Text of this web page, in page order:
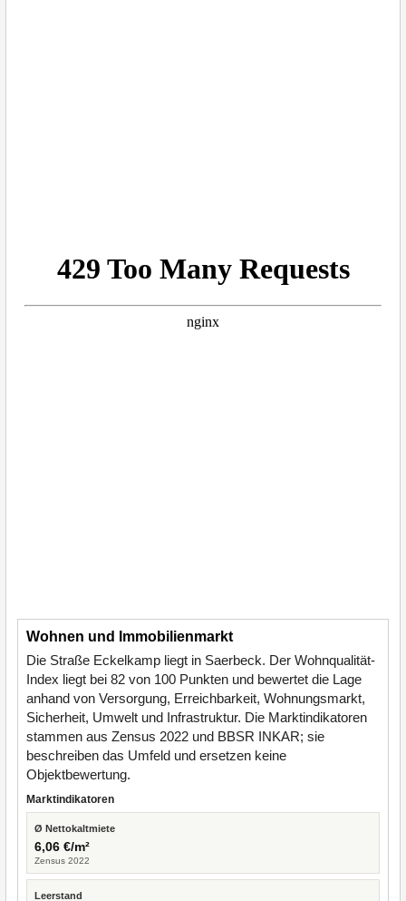
Wohnen und Immobilienmarkt
Die Straße Eckelkamp liegt in Saerbeck. Der Wohnqualität-
Index liegt bei 82 von 100 Punkten und bewertet die Lage
anhand von Versorgung, Erreichbarkeit, Wohnungsmarkt,
Sicherheit, Umwelt und Infrastruktur. Die Marktindikatoren
stammen aus Zensus 2022 und BBSR INKAR; sie
beschreiben das Umfeld und ersetzen keine
Objektbewertung.
Marktindikatoren
Ø Nettokaltmiete
6,06 €/m²
Zensus 2022
Leerstand